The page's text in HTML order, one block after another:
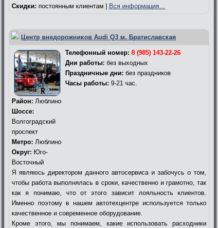
Скидки: постоянным клиентам | Вся информация…
Центр внедорожников Audi Q3 м. Братиславская
Телефонный номер: 8 (985) 143-22-26
Дни работы: без выходных
Праздничные дни: без праздников
Часы работы: 9-21 час.
Район: Люблино
Шоссе:
Волгоградский
проспект
Метро: Люблино
Округ: Юго-
Восточный
Я являюсь директором данного автосервиса и забочусь о том,
чтобы работа выполнялась в сроки, качественно и грамотно, так
как я понимаю, что от этого зависит лояльность клиентов.
Именно поэтому в нашем автотехцентре используется только
качественное и современное оборудование.
Кроме этого, мы понимаем, какие использовать расходники